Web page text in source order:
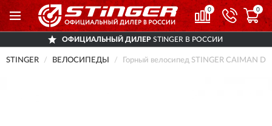
0 0
ОФИЦИАЛЬНЫЙ ДИЛЕР STINGER В РОССИИ
STINGER ВЕЛОСИПЕДЫ Горный велосипед STINGER CAIMAN